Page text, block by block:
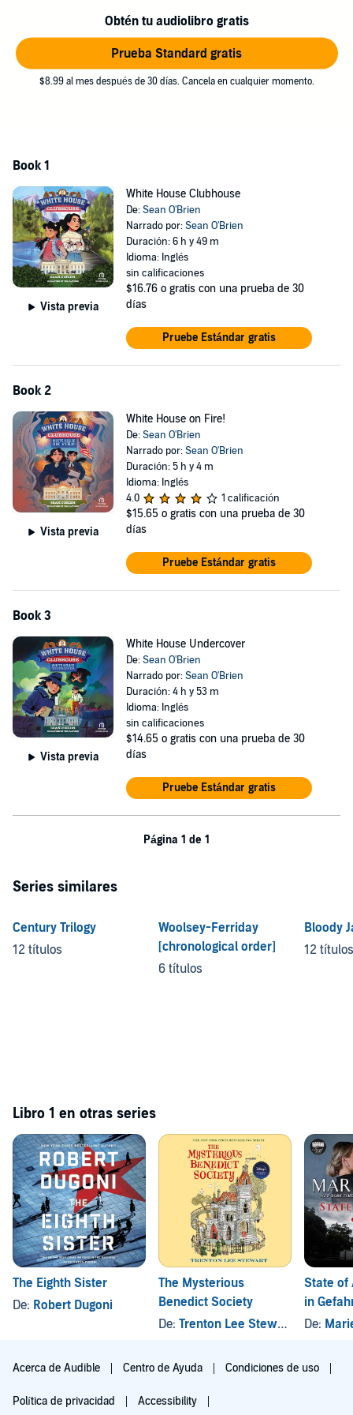
Former vice presidential speechwriter and White House insider
Sean O’Brien’s debut is a nonstop, coast-to-coast caper set in the
young United States, lit by spirited heroines and packed with
Obtén tu audiolibro gratis
Prueba Standard gratis
$8.99 al mes después de 30 días. Cancela en cualquier momento.
Book 1
Vista previa
White House Clubhouse
De:Sean O'Brien
Narrado por:Sean O'Brien
Duración: 6 h y 49 m
Idioma: Inglés
sin calificaciones
$16.76 o gratis con una prueba de 30
días
Pruebe Estándar gratis
Book 2
Vista previa
White House on Fire!
De:Sean O'Brien
Narrado por:Sean O'Brien
Duración: 5 h y 4 m
Idioma: Inglés
4.0
1 calificación
$15.65 o gratis con una prueba de 30
días
Pruebe Estándar gratis
Book 3
Vista previa
White House Undercover
De:Sean O'Brien
Narrado por:Sean O'Brien
Duración: 4 h y 53 m
Idioma: Inglés
sin calificaciones
$14.65 o gratis con una prueba de 30
días
Pruebe Estándar gratis
Página 1 de 1
Series similares
Century Trilogy
12 títulos
Woolsey-Ferriday
[chronological order]
6 títulos
Bloody
12 títulos
Libro 1 en otras series
The Eighth Sister
De: Robert Dugoni
The Mysterious
Benedict Society
De: Trenton Lee Stewart , y otros
State of
in
De:
Acerca de Audible Centro de Ayuda Condiciones de uso
Política de privacidad Accessibility